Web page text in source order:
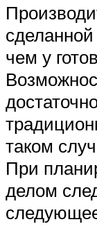
чем у
таком
При
делом